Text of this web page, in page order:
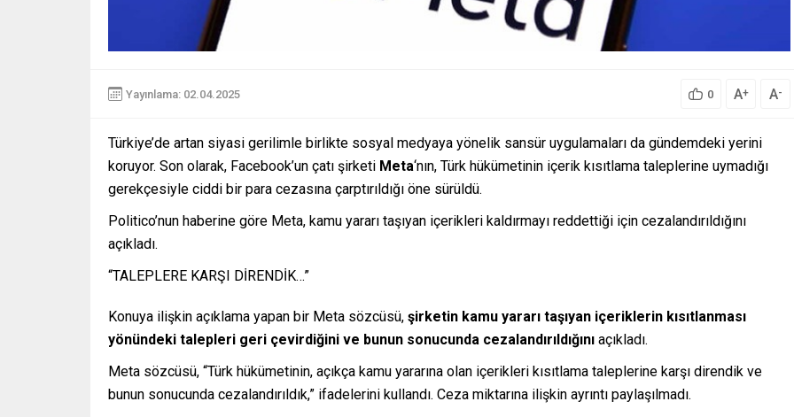
Yayınlama: 02.04.2025 0 A+ A-
Türkiye’de artan siyasi gerilimle birlikte sosyal medyaya yönelik sansür uygulamaları da gündemdeki yerini
koruyor. Son olarak, Facebook’un çatı şirketi Meta‘nın, Türk hükümetinin içerik kısıtlama taleplerine uymadığı
gerekçesiyle ciddi bir para cezasına çarptırıldığı öne sürüldü.
Politico’nun haberine göre Meta, kamu yararı taşıyan içerikleri kaldırmayı reddettiği için cezalandırıldığını
açıkladı.
“TALEPLERE KARŞI DİRENDİK…”
Konuya ilişkin açıklama yapan bir Meta sözcüsü, şirketin kamu yararı taşıyan içeriklerin kısıtlanması
yönündeki talepleri geri çevirdiğini ve bunun sonucunda cezalandırıldığını açıkladı.
Meta sözcüsü, “Türk hükümetinin, açıkça kamu yararına olan içerikleri kısıtlama taleplerine karşı direndik ve
bunun sonucunda cezalandırıldık,” ifadelerini kullandı. Ceza miktarına ilişkin ayrıntı paylaşılmadı.